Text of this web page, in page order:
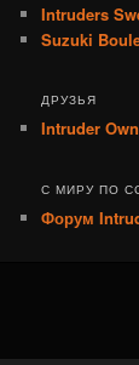
Intruders
Suzuki
ДРУЗЬЯ
Intruder
С МИРУ ПО
Форум